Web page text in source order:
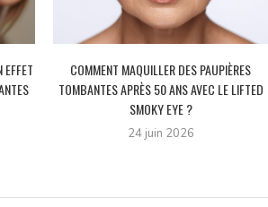
COMMENT MAQUILLER DES PAUPIÈRES
TOMBANTES APRÈS 50 ANS AVEC LE LIFTED
SMOKY EYE ?
24 juin 2026